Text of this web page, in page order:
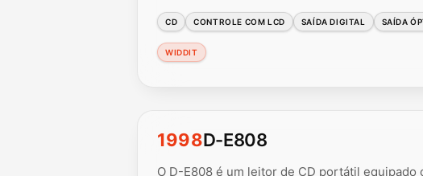
CD CONTROLE COM LCD SAÍDA DIGITAL SAÍDA
WIDDIT
1998D-E808
O D-E808 é um leitor de CD portátil